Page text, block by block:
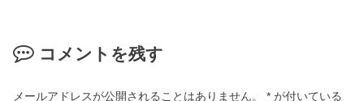
コメントを残す
メールアドレスが公開されることはありません。 * が付いている